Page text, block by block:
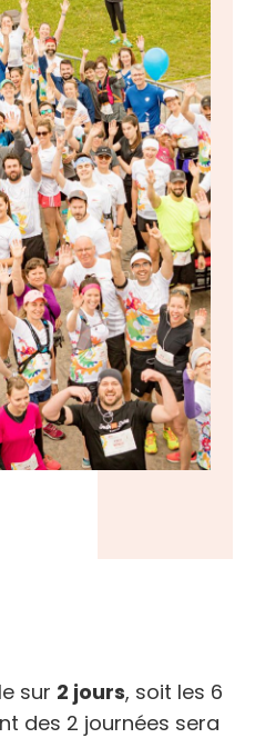
sur 2 jours, soit les 6
des 2 journées sera